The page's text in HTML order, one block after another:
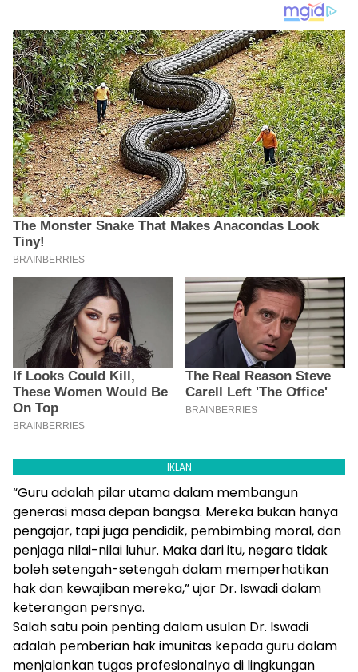
IKLAN
“Guru adalah pilar utama dalam membangun
generasi masa depan bangsa. Mereka bukan hanya
pengajar, tapi juga pendidik, pembimbing moral, dan
penjaga nilai-nilai luhur. Maka dari itu, negara tidak
boleh setengah-setengah dalam memperhatikan
hak dan kewajiban mereka,” ujar Dr. Iswadi dalam
keterangan persnya.
Salah satu poin penting dalam usulan Dr. Iswadi
adalah pemberian hak imunitas kepada guru dalam
menjalankan tugas profesionalnya di lingkungan